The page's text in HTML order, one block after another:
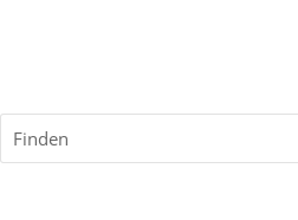
Finden